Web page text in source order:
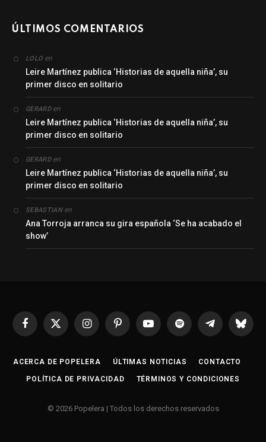
ÚLTIMOS COMENTARIOS
LOLO en
Leire Martínez publica ‘Historias de aquella niña’, su
primer disco en solitario
GERARDen
Leire Martínez publica ‘Historias de aquella niña’, su
primer disco en solitario
GERARDen
Leire Martínez publica ‘Historias de aquella niña’, su
primer disco en solitario
SEBASTIANen
Ana Torroja arranca su gira española ‘Se ha acabado el
show’
Facebook
X
InstagramPinterestYouTubeSpotify Telegrama
ACERCA DE POPELERA ÚLTIMAS NOTICIAS CONTACTO
POLÍTICA DE PRIVACIDAD TÉRMINOS Y CONDICIONES
© 2026 Popelera | Todos los derechos reservados